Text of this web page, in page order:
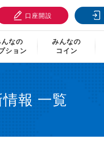
口座開設
なの
ション
みんなの
コイン
報 一覧
額のお知らせ（3月15日週）